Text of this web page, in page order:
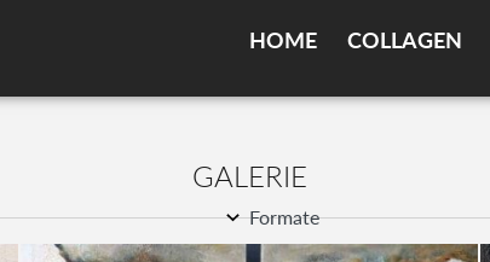
HOME COL­LA­GEN
GALE­RIE
Formate